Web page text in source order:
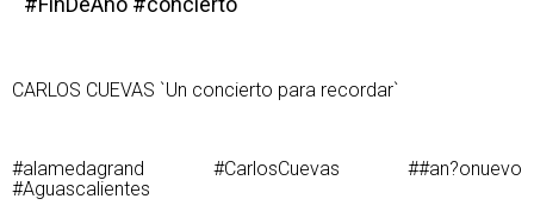
CARLOS CUEVAS `Un concierto para recordar`
#alamedagrand #CarlosCuevas ##an?onuevo
#Aguascalientes